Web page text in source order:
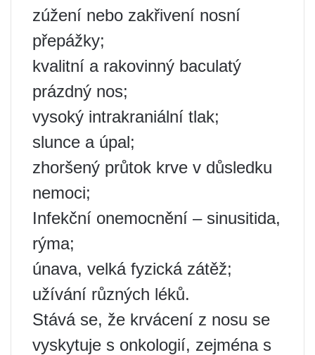
zúžení nebo zakřivení nosní
přepážky;
kvalitní a rakovinný baculatý
prázdný nos;
vysoký intrakraniální tlak;
slunce a úpal;
zhoršený průtok krve v důsledku
nemoci;
Infekční onemocnění – sinusitida,
rýma;
únava, velká fyzická zátěž;
užívání různých léků.
Stává se, že krvácení z nosu se
vyskytuje s onkologií, zejména s